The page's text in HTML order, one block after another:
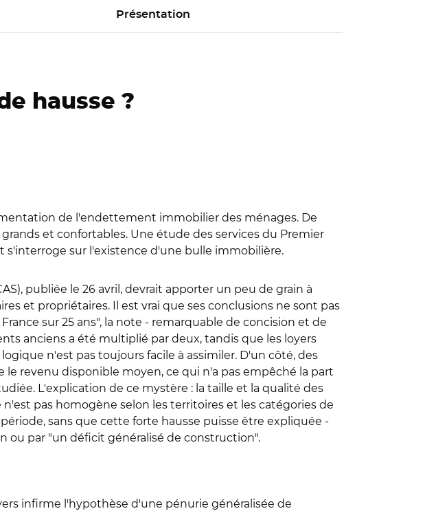
Présentation
hausse ?
de l'endettement immobilier des ménages. De
et confortables. Une étude des services du Premier
s'interroge sur l'existence d'une bulle immobilière.
publiée le 26 avril, devrait apporter un peu de grain à
et propriétaires. Il est vrai que ses conclusions ne sont pas
sur 25 ans", la note - remarquable de concision et de
anciens a été multiplié par deux, tandis que les loyers
n'est pas toujours facile à assimiler. D'un côté, des
revenu disponible moyen, ce qui n'a pas empêché la part
L'explication de ce mystère : la taille et la qualité des
pas homogène selon les territoires et les catégories de
sans que cette forte hausse puisse être expliquée -
ou par "un déficit généralisé de construction".
infirme l'hypothèse d'une pénurie généralisée de